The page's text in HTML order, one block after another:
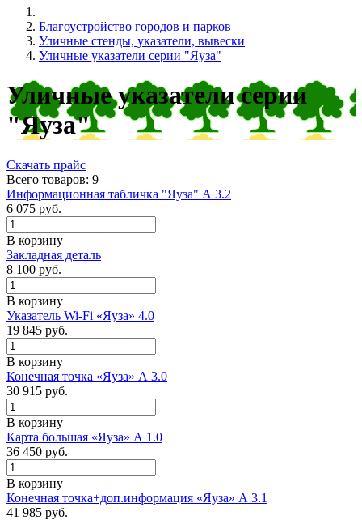
Благоустройство городов и парков
Уличные стенды, указатели, вывески
Уличные указатели серии "Яуза"
Уличные указатели серии
"Яуза"
Скачать прайс
Всего товаров: 9
Информационная табличка "Яуза" А 3.2
6 075 руб.
В корзину
Закладная деталь
8 100 руб.
В корзину
Указатель Wi-Fi «Яуза» 4.0
19 845 руб.
В корзину
Конечная точка «Яуза» А 3.0
30 915 руб.
В корзину
Карта большая «Яуза» А 1.0
36 450 руб.
В корзину
Конечная точка+доп.информация «Яуза» А 3.1
41 985 руб.